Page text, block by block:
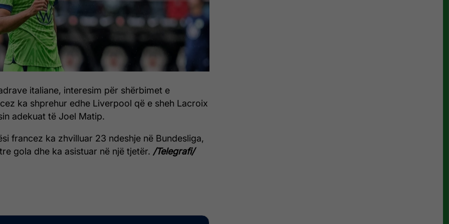
italiane, interesim për shërbimet e
ka shprehur edhe Liverpool që e sheh Lacroix
adekuat të Joel Matip.
francez ka zhvilluar 23 ndeshje në Bundesliga,
gola dhe ka asistuar në një tjetër. /Telegrafi/